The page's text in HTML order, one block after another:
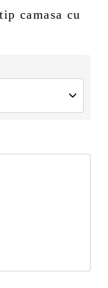
camasa cu